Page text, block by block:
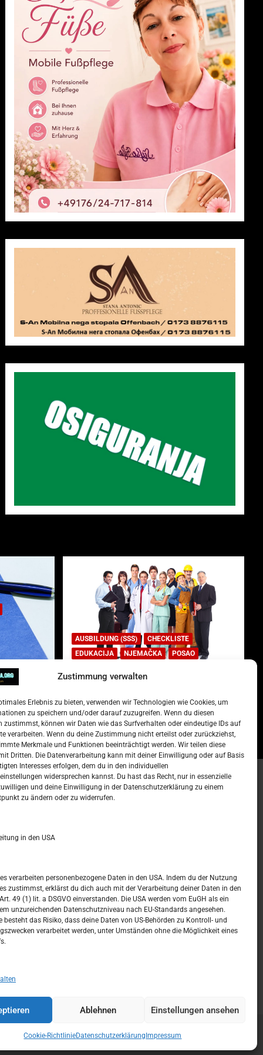
Zustimmung verwalten
Erlebnis zu bieten, verwenden wir Technologien wie Cookies, um
zu speichern und/oder darauf zuzugreifen. Wenn du diesen
zustimmst, können wir Daten wie das Surfverhalten oder eindeutige IDs auf
verarbeiten. Wenn du deine Zustimmung nicht erteilst oder zurückziehst,
Merkmale und Funktionen beeinträchtigt werden. Wir teilen diese
Dritten. Die Datenverarbeitung kann mit deiner Einwilligung oder auf Basis
Interesses erfolgen, dem du in den individuellen
widersprechen kannst. Du hast das Recht, nur in essenzielle
und deine Einwilligung in der Datenschutzerklärung zu einem
zu ändern oder zu widerrufen.
in den USA
verarbeiten personenbezogene Daten in den USA. Indem du der Nutzung
zustimmst, erklärst du dich auch mit der Verarbeitung deiner Daten in den
49 (1) lit. a DSGVO einverstanden. Die USA werden vom EuGH als ein
unzureichenden Datenschutzniveau nach EU-Standards angesehen.
besteht das Risiko, dass deine Daten von US-Behörden zu Kontroll- und
verarbeitet werden, unter Umständen ohne die Möglichkeit eines
Ablehnen Einstellungen ansehen
Cookie-RichtlinieDatenschutzerklärung Impressum
AUSBILDUNG (SSS)
CHECKLISTE
EDUKACIJA
NJEMAČKA POSAO
Lista najtraženijih deficitarnih
15. Oktober 2022 Redakcija
–
Kalendar
5 6 7 8 9 10 11
12 13 14 15 16 17
19 20 21 22 23 24 25